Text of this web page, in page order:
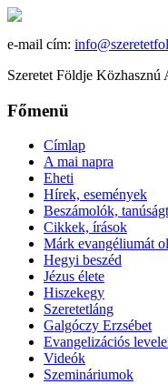
e-mail cím:
Szeretet Földje
Főmenü
Címlap
A mai napra
Eheti
Hírek, események
Beszámolók,
Cikkek, írások
Márk evangéliumát
Hegyi beszéd
Jézus élete
Hiszekegy
Szeretetláng
Galgóczy Erzsébet
Evangelizációs
Videók
Szemináriumok